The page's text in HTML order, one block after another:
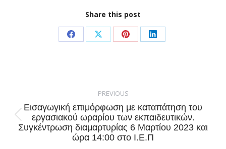
Share this post
Share
Facebook
Share
X
Share
Pinterest
Share
LinkedIn
PREVIOUS
Previous
post:
Εισαγωγική επιμόρφωση με καταπάτηση του
εργασιακού ωραρίου των εκπαιδευτικών.
Συγκέντρωση διαμαρτυρίας 6 Μαρτίου 2023 και
ώρα 14:00 στο Ι.Ε.Π